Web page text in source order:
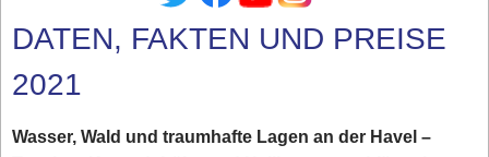
DATEN, FAKTEN UND PREISE
2021
Wasser, Wald und traumhafte Lagen an der Havel –